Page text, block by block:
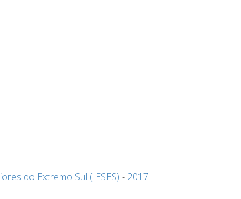
do Extremo Sul (IESES) - 2017